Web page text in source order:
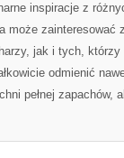
inspiracje z
może zainteresować
jak i tych, którzy
odmienić
pełnej zapachów,